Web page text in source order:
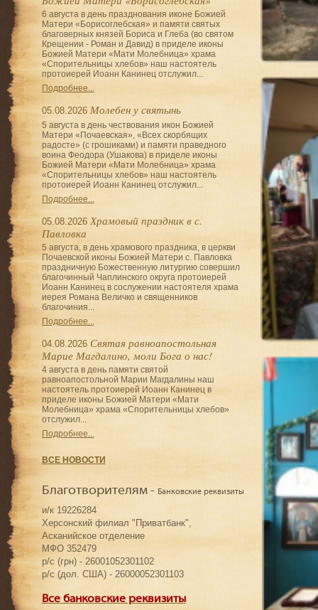
6 августа в день празднования иконе Божией
Матери «Борисоглебская» и памяти святых
благоверных князей Бориса и Глеба (во святом
Крещении - Роман и Давид) в приделе иконы
Божией Матери «Мати Молебница» храма
«Спорительницы хлебов» наш настоятель
протоиерей Иоанн Канинец отслужил...
Подробнее...
05.08.2026 Молебен у святынь
5 августа в день чествования икон Божией
Матери «Почаевская», «Всех скорбящих
радосте» (с грошиками) и памяти праведного
воина Феодора (Ушакова) в приделе иконы
Божией Матери «Мати Молебница» храма
«Спорительницы хлебов» наш настоятель
протоиерей Иоанн Канинец отслужил...
Подробнее...
05.08.2026 Храмовый праздник в с.
Павловка
5 августа, в день храмового праздника, в церкви
Почаевской иконы Божией Матери с. Павловка
праздничную Божественную литургию совершил
благочинный Чаплинского округа протоиерей
Иоанн Канинец в сослужении настоятеля храма
иерея Романа Величко и священников
благочиния...
Подробнее...
04.08.2026 Святая равноапостольная
Марие Магдалино, моли Бога о нас!
4 августа в день памяти святой
равноапостольной Марии Магдалины наш
настоятель протоиерей Иоанн Канинец в
приделе иконы Божией Матери «Мати
Молебница» храма «Спорительницы хлебов»
отслужил...
Подробнее...
ВСЕ НОВОСТИ
Благотворителям - Банковские реквизиты
и/к 19226284
Херсонский филиал "Приватбанк",
Асканийское отделение
МФО 352479
р/с (грн) - 26001052301102
р/с (дол. США) - 26000052301103
Все банковские реквизиты